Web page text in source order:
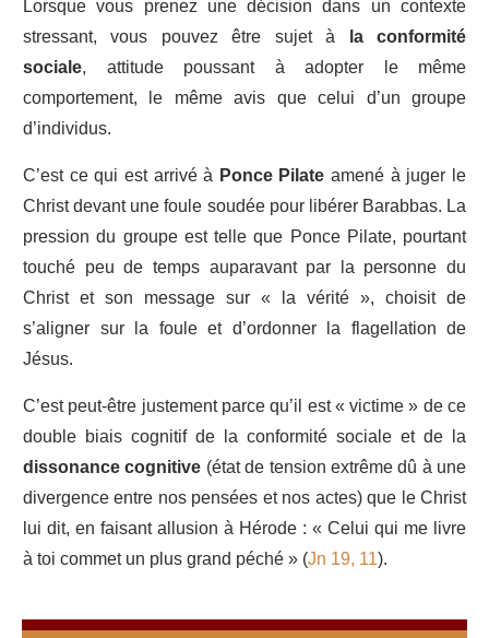
Lorsque vous prenez une décision dans un contexte
stressant, vous pouvez être sujet à
la conformité
sociale, attitude poussant à adopter le même
comportement, le même avis que celui d’un groupe
d’individus.
C’est ce qui est arrivé à Ponce Pilate amené à juger le
Christ devant une foule soudée pour libérer Barabbas. La
pression du groupe est telle que Ponce Pilate, pourtant
touché peu de temps auparavant par la personne du
Christ et son message sur « la vérité », choisit de
s’aligner sur la foule et d’ordonner la flagellation de
Jésus.
C’est peut-être justement parce qu’il est « victime » de ce
double biais cognitif de la conformité sociale et de la
dissonance cognitive (état de tension extrême dû à une
divergence entre nos pensées et nos actes) que le Christ
lui dit, en faisant allusion à Hérode : « Celui qui me livre
à toi commet un plus grand péché » (Jn 19, 11).